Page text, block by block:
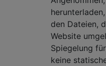
den Dateien,
Website
Spiegelung
keine